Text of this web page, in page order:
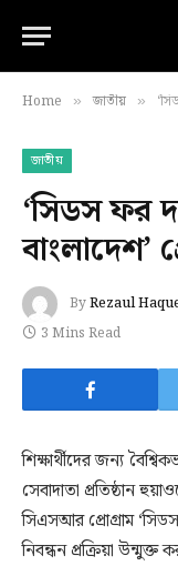
Home » জাতীয় »
জাতীয়
‘সিডস ফর
ByRezaul
3 Mins Read
শিক্ষার্থীদের জন্য
সেবাদাতা প্রতিষ্ঠান
সিএসআর প্রোগ্রাম
নিবন্ধন প্রক্রিয়া